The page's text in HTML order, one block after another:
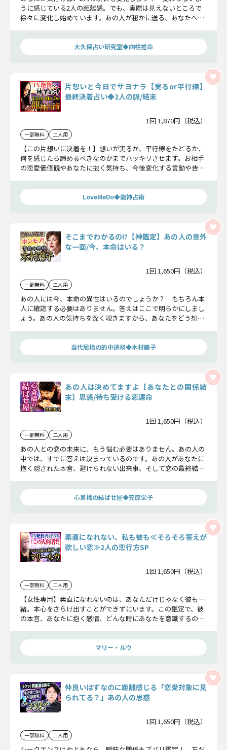
うに感じている2人の距離感。でも、実際は見えないところで
徐々に変化し始めています。あの人が秘かに送る、あなたへの
大久保占い研究室◆四柱推命
片想いと今日でサヨナラ【実るor平行線】
最終決着占い◆2人の脈/結末
1回 1,870円（税込）
一部無料 二人用
【この片想いに決着を！】想いが実るか、平行線をたどるか、
何を感じたら諦めるべきなのかまでハッキリさせます。お相手
の恋愛価値観やあなたに抱く気持ち、今後変化する言動や告白
LoveMeDo◆龍神占術
そこまでわかるの!?【神鑑定】あの人の意外
な一面/今、本命はいる？
1回 1,650円（税込）
一部無料 二人用
あの人には今、本命の異性はいるのでしょうか？ もちろん本
人に確認する必要はありません。答えはここで明らかにしまし
ょう。あの人の気持ちを深く覗きますから、あなたをどう想っ
聞きください。
当代屈指の的中透視◆木村藤子
あの人は決めてますよ【あなたとの関係結
末】思惑/待ち受ける恋運命
1回 1,650円（税込）
一部無料 二人用
あの人との恋の未来に、もう悩む必要はありません。あの人の
中では、すでに答えは決まっているのです。あの人があなたに
抱く隠された本音、避けられない出来事、そして恋の最終結末
す。
心斎橋の結ばせ屋◆笠原栄子
素直になれない、私も彼も≪そろそろ答えが
欲しい恋≫2人の恋行方SP
1回 1,650円（税込）
一部無料 二人用
【女性専用】素直になれないのは、あなただけじゃなく彼も一
緒。本心をさらけ出すことができずにいます。この鑑定で、彼
の本音、あなたに抱く感情、どんな時にあなたを意識するの
マリー・ルウ
仲良いはずなのに距離感じる「恋愛対象に見
られてる？」あの人の思惑
1回 1,650円（税込）
一部無料 二人用